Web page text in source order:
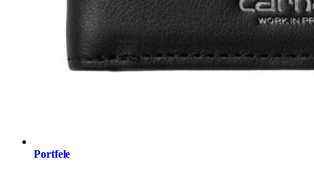
Portfele